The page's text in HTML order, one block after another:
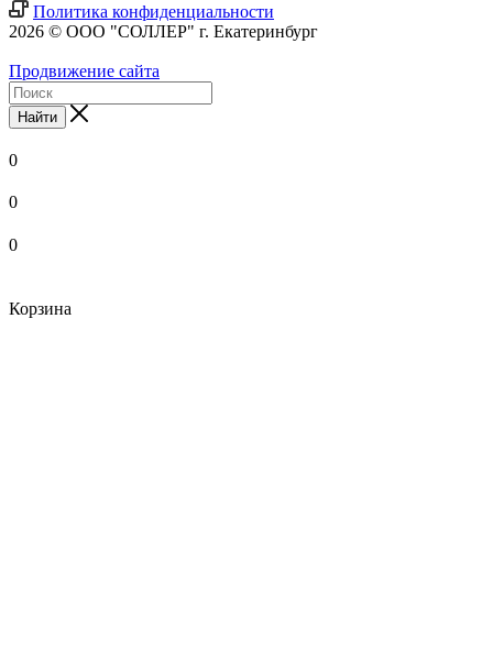
Политика конфиденциальности
2026 © ООО "СОЛЛЕР" г. Екатеринбург
Продвижение сайта
Найти
0
0
0
Корзина